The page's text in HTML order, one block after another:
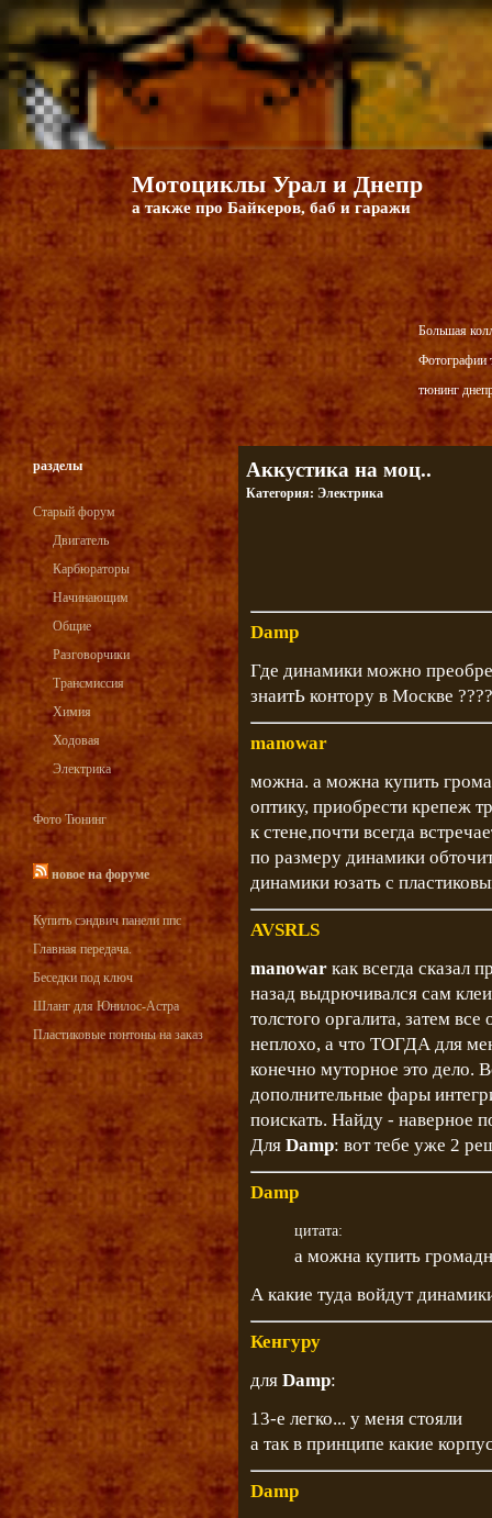
Мотоциклы Урал и Днепр
а также про Байкеров, баб и гаражи
Большая
Фотографии
тюнинг
разделы
Старый форум
Двигатель
Карбюраторы
Начинающим
Общие
Разговорчики
Трансмиссия
Химия
Ходовая
Электрика
Фото Тюнинг
новое на форуме
Купить сэндвич панели ппс
Главная передача.
Беседки под ключ
Шланг для Юнилос-Астра
Пластиковые понтоны на заказ
Аккустика на моц..
Категория: Электрика
Damp
Где динамики можно
знаитЬ контору в Москве ????
manowar
можна. а можна купить
оптику, приобрести крепеж
к стене,почти всегда
по размеру динамики
динамики юзать с
AVSRLS
manowar как всегда сказал
назад выдрючивался сам
толстого оргалита, затем
неплохо, а что ТОГДА для
конечно муторное это дело.
дополнительные фары
поискать. Найду - наверное
Для Damp: вот тебе уже 2
Damp
цитата:
а можна купить
А какие туда войдут
Кенгуру
для Damp:
13-е легко... у меня стояли
а так в принципе какие
Damp